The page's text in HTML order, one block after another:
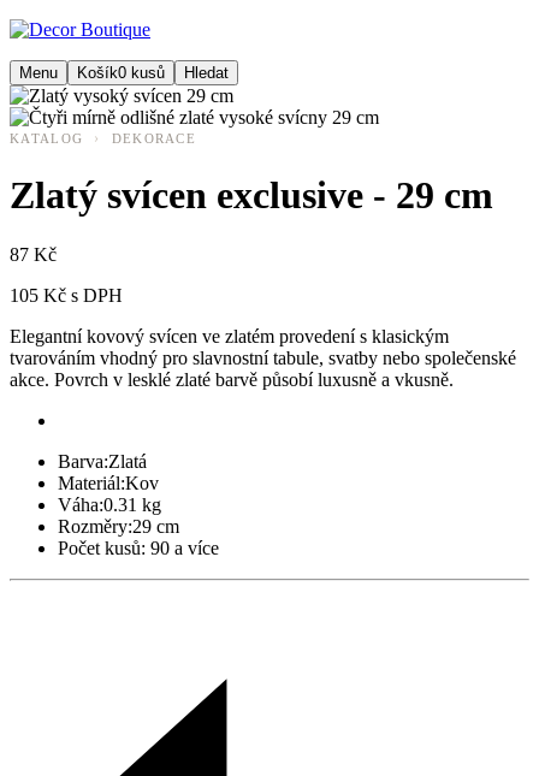
Menu Košík0 kusů Hledat
KATALOG › DEKORACE
Zlatý svícen exclusive - 29 cm
87 Kč
105 Kč s DPH
Elegantní kovový svícen ve zlatém provedení s klasickým
tvarováním vhodný pro slavnostní tabule, svatby nebo společenské
akce. Povrch v lesklé zlaté barvě působí luxusně a vkusně.
Barva:Zlatá
Materiál:Kov
Váha:0.31 kg
Rozměry:29 cm
Počet kusů: 90 a více